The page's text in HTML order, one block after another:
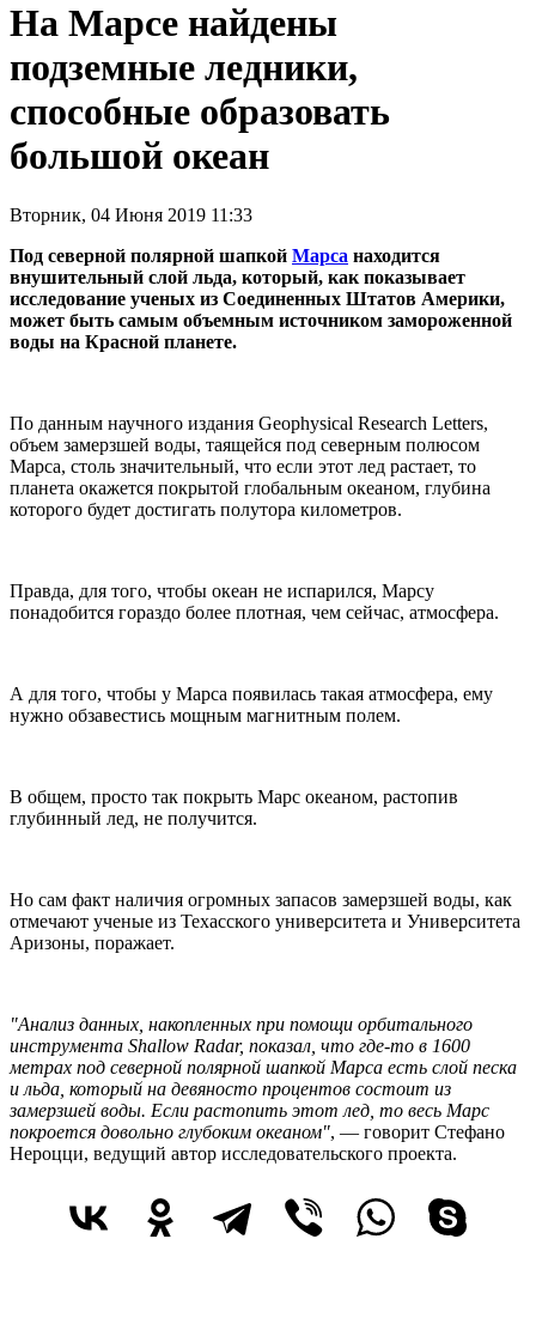
На Марсе найдены
подземные ледники,
способные образовать
большой океан
Вторник, 04 Июня 2019 11:33
Под северной полярной шапкой Марса находится
внушительный слой льда, который, как показывает
исследование ученых из Соединенных Штатов Америки,
может быть самым объемным источником замороженной
воды на Красной планете.
По данным научного издания Geophysical Research Letters,
объем замерзшей воды, таящейся под северным полюсом
Марса, столь значительный, что если этот лед растает, то
планета окажется покрытой глобальным океаном, глубина
которого будет достигать полутора километров.
Правда, для того, чтобы океан не испарился, Марсу
понадобится гораздо более плотная, чем сейчас, атмосфера.
А для того, чтобы у Марса появилась такая атмосфера, ему
нужно обзавестись мощным магнитным полем.
В общем, просто так покрыть Марс океаном, растопив
глубинный лед, не получится.
Но сам факт наличия огромных запасов замерзшей воды, как
отмечают ученые из Техасского университета и Университета
Аризоны, поражает.
"Анализ данных, накопленных при помощи орбитального
инструмента Shallow Radar, показал, что где-то в 1600
метрах под северной полярной шапкой Марса есть слой песка
и льда, который на девяносто процентов состоит из
замерзшей воды. Если растопить этот лед, то весь Марс
покроется довольно глубоким океаном", — говорит Стефано
Нероцци, ведущий автор исследовательского проекта.